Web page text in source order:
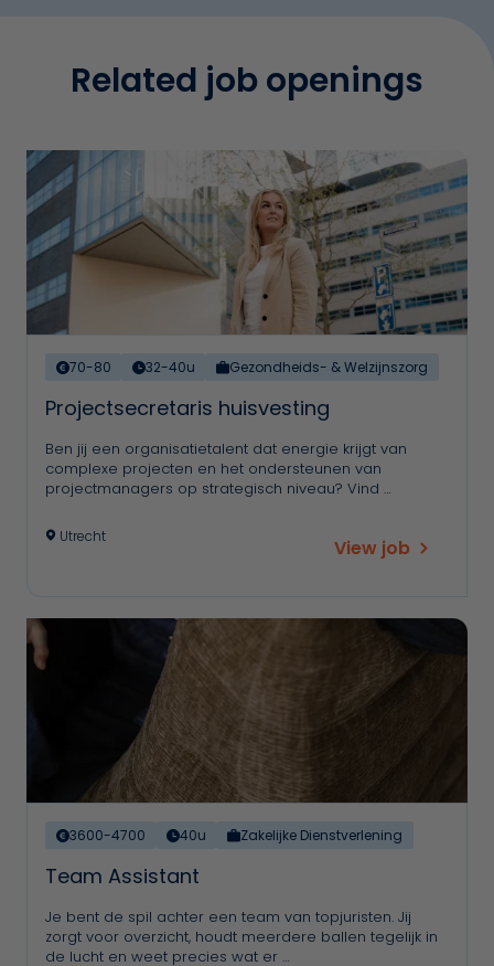
Related job openings
70-80 32-40u Gezondheids- & Welzijnszorg
Projectsecretaris huisvesting
Ben jij een organisatietalent dat energie krijgt van
complexe projecten en het ondersteunen van
projectmanagers op strategisch niveau? Vind …
Utrecht View job
3600-4700 40u Zakelijke Dienstverlening
Team Assistant
Je bent de spil achter een team van topjuristen. Jij
zorgt voor overzicht, houdt meerdere ballen tegelijk in
de lucht en weet precies wat er …